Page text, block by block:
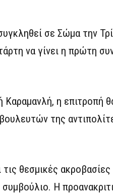
σε Σώμα την
να γίνει η πρώτη
η επιτροπή
της
θεσμικές ακροβασίες
Η